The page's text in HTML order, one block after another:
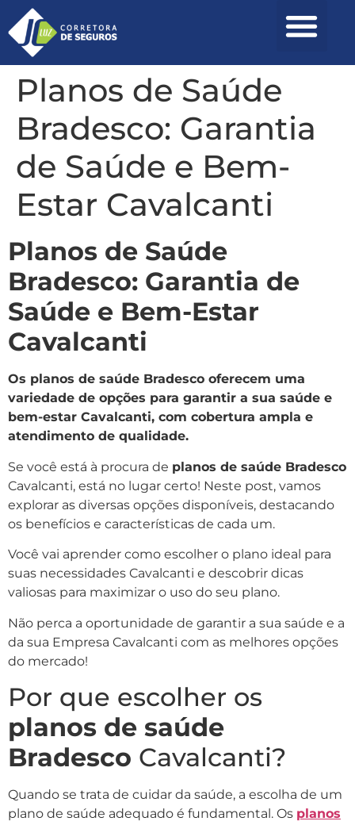
Planos de Saúde
Bradesco: Garantia
de Saúde e Bem-
Estar Cavalcanti
Planos de Saúde
Bradesco: Garantia de
Saúde e Bem-Estar
Cavalcanti
Os planos de saúde Bradesco oferecem uma
variedade de opções para garantir a sua saúde e
bem-estar Cavalcanti, com cobertura ampla e
atendimento de qualidade.
Se você está à procura de planos de saúde Bradesco
Cavalcanti, está no lugar certo! Neste post, vamos
explorar as diversas opções disponíveis, destacando
os benefícios e características de cada um.
Você vai aprender como escolher o plano ideal para
suas necessidades Cavalcanti e descobrir dicas
valiosas para maximizar o uso do seu plano.
Não perca a oportunidade de garantir a sua saúde e a
da sua Empresa Cavalcanti com as melhores opções
do mercado!
Por que escolher os
planos de saúde
Bradesco Cavalcanti?
Quando se trata de cuidar da saúde, a escolha de um
plano de saúde adequado é fundamental. Os planos